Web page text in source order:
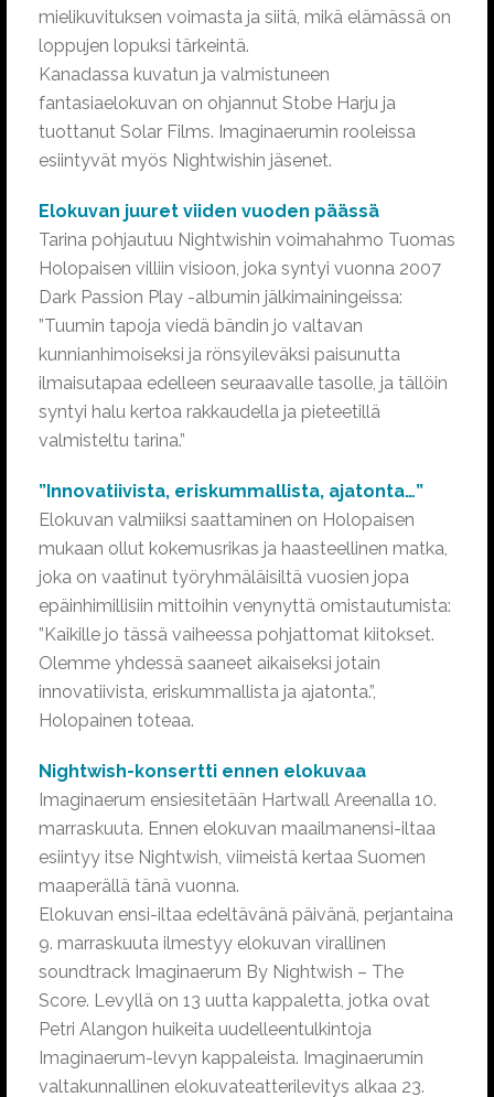
mielikuvituksen voimasta ja siitä, mikä elämässä on
loppujen lopuksi tärkeintä.
Kanadassa kuvatun ja valmistuneen
fantasiaelokuvan on ohjannut Stobe Harju ja
tuottanut Solar Films. Imaginaerumin rooleissa
esiintyvät myös Nightwishin jäsenet.
Elokuvan juuret viiden vuoden päässä
Tarina pohjautuu Nightwishin voimahahmo Tuomas
Holopaisen villiin visioon, joka syntyi vuonna 2007
Dark Passion Play -albumin jälkimainingeissa:
”Tuumin tapoja viedä bändin jo valtavan
kunnianhimoiseksi ja rönsyileväksi paisunutta
ilmaisutapaa edelleen seuraavalle tasolle, ja tällöin
syntyi halu kertoa rakkaudella ja pieteetillä
valmisteltu tarina.”
”Innovatiivista, eriskummallista, ajatonta…”
Elokuvan valmiiksi saattaminen on Holopaisen
mukaan ollut kokemusrikas ja haasteellinen matka,
joka on vaatinut työryhmäläisiltä vuosien jopa
epäinhimillisiin mittoihin venynyttä omistautumista:
”Kaikille jo tässä vaiheessa pohjattomat kiitokset.
Olemme yhdessä saaneet aikaiseksi jotain
innovatiivista, eriskummallista ja ajatonta.”,
Holopainen toteaa.
Nightwish-konsertti ennen elokuvaa
Imaginaerum ensiesitetään Hartwall Areenalla 10.
marraskuuta. Ennen elokuvan maailmanensi-iltaa
esiintyy itse Nightwish, viimeistä kertaa Suomen
maaperällä tänä vuonna.
Elokuvan ensi-iltaa edeltävänä päivänä, perjantaina
9. marraskuuta ilmestyy elokuvan virallinen
soundtrack Imaginaerum By Nightwish – The
Score. Levyllä on 13 uutta kappaletta, jotka ovat
Petri Alangon huikeita uudelleentulkintoja
Imaginaerum-levyn kappaleista. Imaginaerumin
valtakunnallinen elokuvateatterilevitys alkaa 23.